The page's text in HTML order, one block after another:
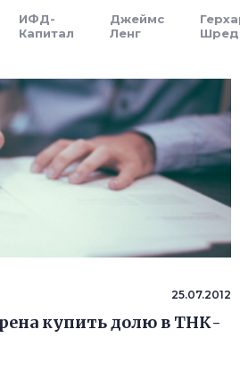
ИФД-
Капитал
Джеймс
Ленг
25.07.2012
купить долю в ТНК-